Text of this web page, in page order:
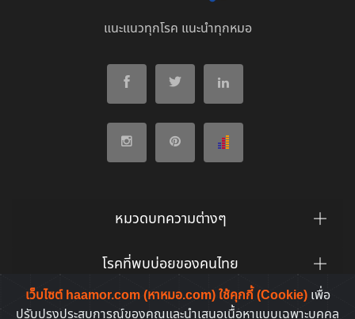
เว็บไซต์ haamor.com (หาหมอ.com) ใช้คุกกี้ (Cookie) เพื่อ
ปรับปรุงประสบการณ์ของคุณและนำเสนอเนื้อหาแบบเฉพาะบุคคล
แนะแนวทุกโรค แนะนำทุกหมอ
หมวดบทความต่างๆ
โรคที่พบบ่อยของคนไทย
ยาที่คนไทยค้นหาบ่อย